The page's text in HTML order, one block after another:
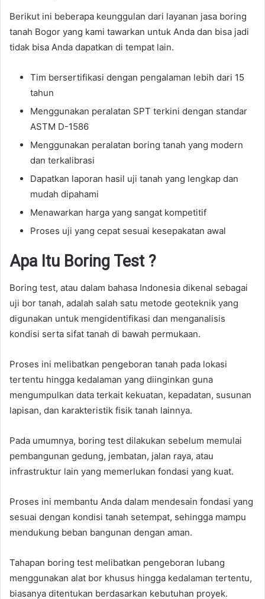
Berikut ini beberapa keunggulan dari layanan jasa boring
tanah Bogor yang kami tawarkan untuk Anda dan bisa jadi
tidak bisa Anda dapatkan di tempat lain.
Tim bersertifikasi dengan pengalaman lebih dari 15
tahun
Menggunakan peralatan SPT terkini dengan standar
ASTM D-1586
Menggunakan peralatan boring tanah yang modern
dan terkalibrasi
Dapatkan laporan hasil uji tanah yang lengkap dan
mudah dipahami
Menawarkan harga yang sangat kompetitif
Proses uji yang cepat sesuai kesepakatan awal
Apa Itu Boring Test ?
Boring test, atau dalam bahasa Indonesia dikenal sebagai
uji bor tanah, adalah salah satu metode geoteknik yang
digunakan untuk mengidentifikasi dan menganalisis
kondisi serta sifat tanah di bawah permukaan.
Proses ini melibatkan pengeboran tanah pada lokasi
tertentu hingga kedalaman yang diinginkan guna
mengumpulkan data terkait kekuatan, kepadatan, susunan
lapisan, dan karakteristik fisik tanah lainnya.
Pada umumnya, boring test dilakukan sebelum memulai
pembangunan gedung, jembatan, jalan raya, atau
infrastruktur lain yang memerlukan fondasi yang kuat.
Proses ini membantu Anda dalam mendesain fondasi yang
sesuai dengan kondisi tanah setempat, sehingga mampu
mendukung beban bangunan dengan aman.
Tahapan boring test melibatkan pengeboran lubang
menggunakan alat bor khusus hingga kedalaman tertentu,
biasanya ditentukan berdasarkan kebutuhan proyek.